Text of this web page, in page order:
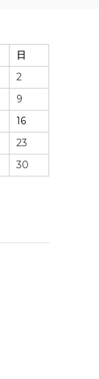
日
2
9
16
23
30